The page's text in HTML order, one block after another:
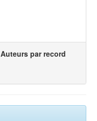
Auteurs par record